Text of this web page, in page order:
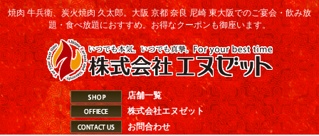
焼肉 牛兵衛、炭火焼肉 久太郎。大阪 京都 奈良 尼崎 東大阪でのご宴会・飲み放
題・食べ放題におすすめ。お得なクーポンも御座います。
店舗一覧
株式会社エヌゼット
お問合わせ